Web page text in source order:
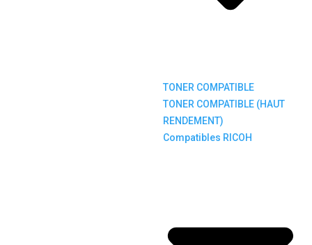
TONER COMPATIBLE
TONER COMPATIBLE (HAUT
RENDEMENT)
Compatibles RICOH